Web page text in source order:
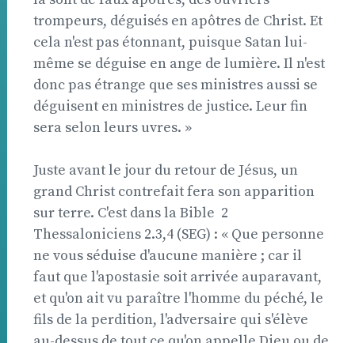
trompeurs, déguisés en apôtres de Christ. Et
cela n'est pas étonnant, puisque Satan lui-
même se déguise en ange de lumière. Il n'est
donc pas étrange que ses ministres aussi se
déguisent en ministres de justice. Leur fin
sera selon leurs uvres. »
Juste avant le jour du retour de Jésus, un
grand Christ contrefait fera son apparition
sur terre. C'est dans la Bible  2
Thessaloniciens 2.3,4 (SEG) : « Que personne
ne vous séduise d'aucune manière ; car il
faut que l'apostasie soit arrivée auparavant,
et qu'on ait vu paraître l'homme du péché, le
fils de la perdition, l'adversaire qui s'élève